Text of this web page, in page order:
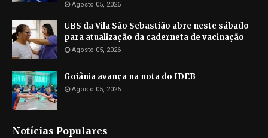
Agosto 05, 2026
UBS da Vila São Sebastião abre neste sábado
para atualização da caderneta de vacinação
Agosto 05, 2026
Goiânia avança na nota do IDEB
Agosto 05, 2026
Notícias Populares